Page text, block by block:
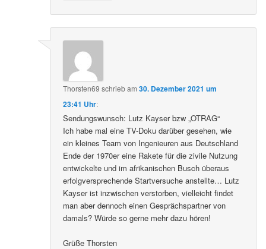
Thorsten69 schriebam30. Dezember 2021 um
23:41 Uhr:
Sendungswunsch: Lutz Kayser bzw „OTRAG“
Ich habe mal eine TV-Doku darüber gesehen, wie
ein kleines Team von Ingenieuren aus Deutschland
Ende der 1970er eine Rakete für die zivile Nutzung
entwickelte und im afrikanischen Busch überaus
erfolgversprechende Startversuche anstellte… Lutz
Kayser ist inzwischen verstorben, vielleicht findet
man aber dennoch einen Gesprächspartner von
damals? Würde so gerne mehr dazu hören!
Grüße Thorsten